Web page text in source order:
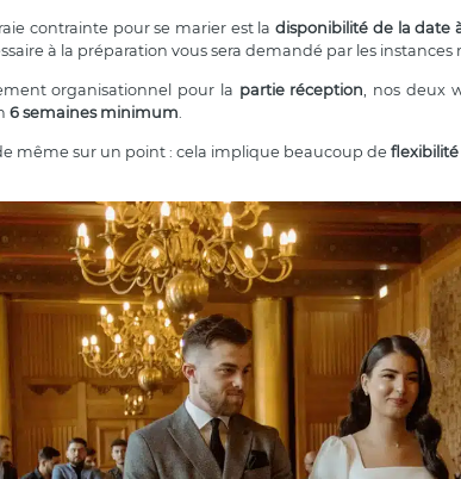
contrainte pour se marier est ladisponibilité de la date
à la préparation vous sera demandé par les instances
organisationnel pour la partie réception , nos deux
6 semaines minimum
même sur un point : cela implique beaucoup de